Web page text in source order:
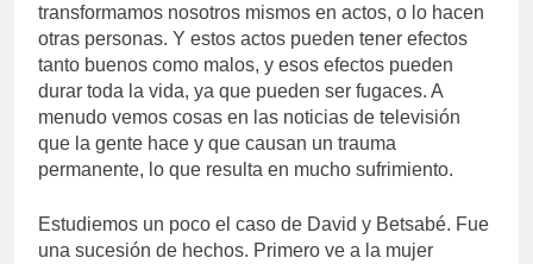
transformamos nosotros mismos en actos, o lo hacen
otras personas. Y estos actos pueden tener efectos
tanto buenos como malos, y esos efectos pueden
durar toda la vida, ya que pueden ser fugaces. A
menudo vemos cosas en las noticias de televisión
que la gente hace y que causan un trauma
permanente, lo que resulta en mucho sufrimiento.
Estudiemos un poco el caso de David y Betsabé. Fue
una sucesión de hechos. Primero ve a la mujer